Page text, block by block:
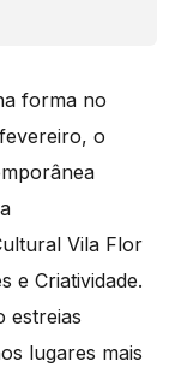
forma no
o
Vila Flor
e Criatividade.
estreias
lugares mais